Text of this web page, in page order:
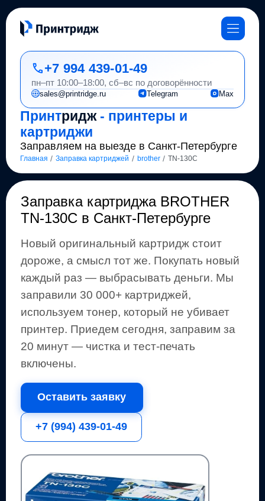
Принтридж- принтеры и
картриджи
Заправляем на выезде в Санкт-Петербурге
Главная / Заправка картриджей / brother / TN-130C
+7 994 439-01-49
пн–пт 10:00–18:00, сб–вс по договорённости
sales@printridge.ru Telegram Max
Заправка картриджа BROTHER
TN-130C в Санкт-Петербурге
Новый оригинальный картридж стоит
дороже, а смысл тот же. Покупать новый
каждый раз — выбрасывать деньги. Мы
заправили 30 000+ картриджей,
используем тонер, который не убивает
принтер. Приедем сегодня, заправим за
20 минут — чистка и тест-печать
включены.
Оставить заявку
+7 (994) 439-01-49